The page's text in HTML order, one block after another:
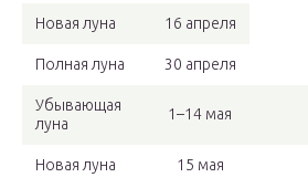
Новая луна 16 апреля
Полная луна 30 апреля
Убывающая
луна
1–14 мая
Новая луна 15 мая